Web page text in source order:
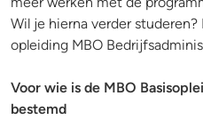
Wil je hierna verder
opleiding MBO
Voor wie is de MBO
bestemd